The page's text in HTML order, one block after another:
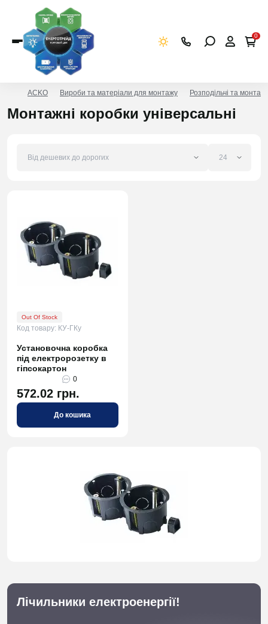
0
ACKO Вироби та матеріали для монтажу Розподільчі та
Монтажні коробки універсальні
Out Of Stock
Код товару: КУ-ГКу
Установочна коробка
під електророзетку в
гіпсокартон
0
572.02 грн.
До кошика
Лічильники електроенергії!